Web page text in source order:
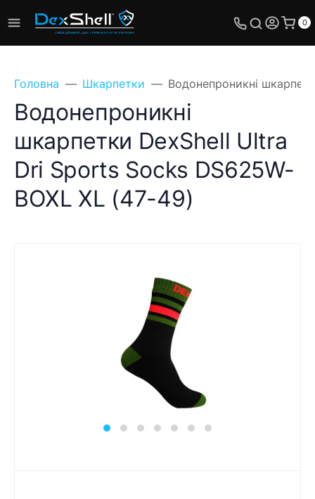
0
Головна Шкарпетки Водонепроникні
Водонепроникні
шкарпетки DexShell Ultra
Dri Sports Socks DS625W-
BOXL XL (47-49)